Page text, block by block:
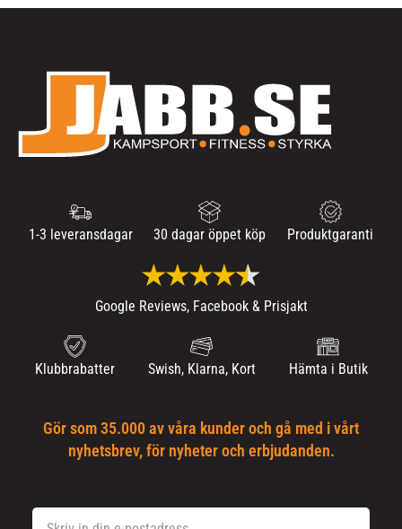
1-3 leveransdagar 30 dagar öppet köp Produktgaranti
Google Reviews, Facebook & Prisjakt
Klubbrabatter Swish, Klarna, Kort Hämta i Butik
Gör som 35.000 av våra kunder och gå med i vårt
nyhetsbrev, för nyheter och erbjudanden.